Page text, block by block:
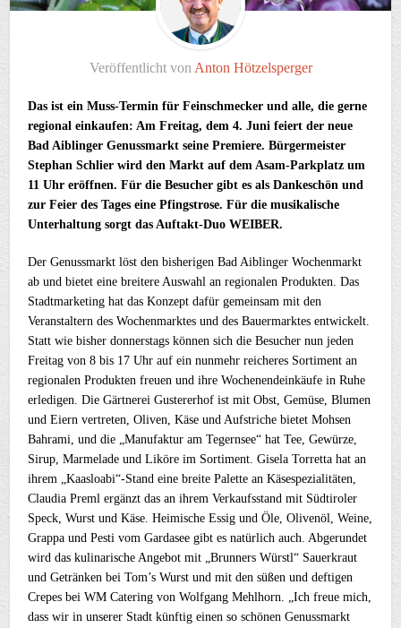
Veröffentlicht von Anton Hötzelsperger
Das ist ein Muss-Termin für Feinschmecker und alle, die gerne
regional einkaufen: Am Freitag, dem 4. Juni feiert der neue
Bad Aiblinger Genussmarkt seine Premiere. Bürgermeister
Stephan Schlier wird den Markt auf dem Asam-Parkplatz um
11 Uhr eröffnen. Für die Besucher gibt es als Dankeschön und
zur Feier des Tages eine Pfingstrose. Für die musikalische
Unterhaltung sorgt das Auftakt-Duo WEIBER.
Der Genussmarkt löst den bisherigen Bad Aiblinger Wochenmarkt
ab und bietet eine breitere Auswahl an regionalen Produkten. Das
Stadtmarketing hat das Konzept dafür gemeinsam mit den
Veranstaltern des Wochenmarktes und des Bauermarktes entwickelt.
Statt wie bisher donnerstags können sich die Besucher nun jeden
Freitag von 8 bis 17 Uhr auf ein nunmehr reicheres Sortiment an
regionalen Produkten freuen und ihre Wochenendeinkäufe in Ruhe
erledigen. Die Gärtnerei Gustererhof ist mit Obst, Gemüse, Blumen
und Eiern vertreten, Oliven, Käse und Aufstriche bietet Mohsen
Bahrami, und die „Manufaktur am Tegernsee“ hat Tee, Gewürze,
Sirup, Marmelade und Liköre im Sortiment. Gisela Torretta hat an
ihrem „Kaasloabi“-Stand eine breite Palette an Käsespezialitäten,
Claudia Preml ergänzt das an ihrem Verkaufsstand mit Südtiroler
Speck, Wurst und Käse. Heimische Essig und Öle, Olivenöl, Weine,
Grappa und Pesti vom Gardasee gibt es natürlich auch. Abgerundet
wird das kulinarische Angebot mit „Brunners Würstl“ Sauerkraut
und Getränken bei Tom’s Wurst und mit den süßen und deftigen
Crepes bei WM Catering von Wolfgang Mehlhorn. „Ich freue mich,
dass wir in unserer Stadt künftig einen so schönen Genussmarkt